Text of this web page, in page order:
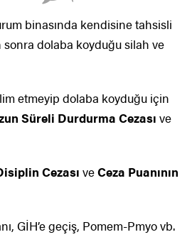
binasında kendisine tahsisli
dolaba koyduğu silah ve
etmeyip dolaba koyduğu için
Süreli Durdurma Cezası ve
Cezası veCeza Puanının
GİH’e geçiş, Pomem-Pmyo vb.